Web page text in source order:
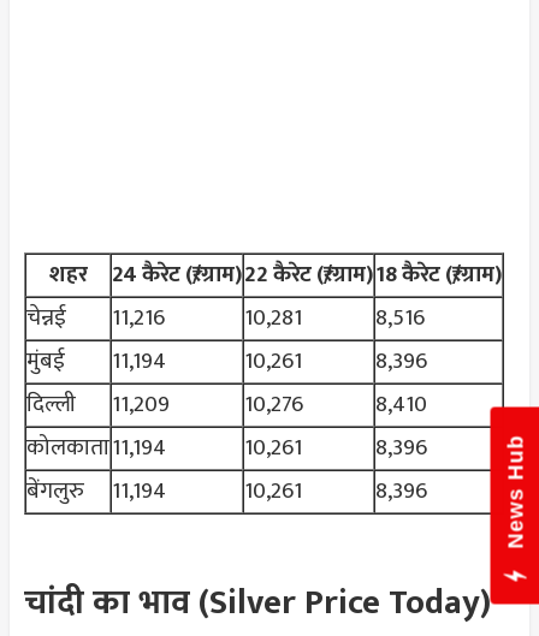
शहर 24 कैरेट (₹/ग्राम)22 कैरेट (₹/ग्राम)18 कैरेट (₹/ग्राम)
चेन्नई
11,216 10,281
8,516
मुंबई
11,194 10,261
8,396
दिल्ली
11,209 10,276
8,410
कोलकाता11,194 10,261
8,396
बेंगलुरु
11,194 10,261 8,396
चांदी का भाव (Silver Price Today)
News Hub